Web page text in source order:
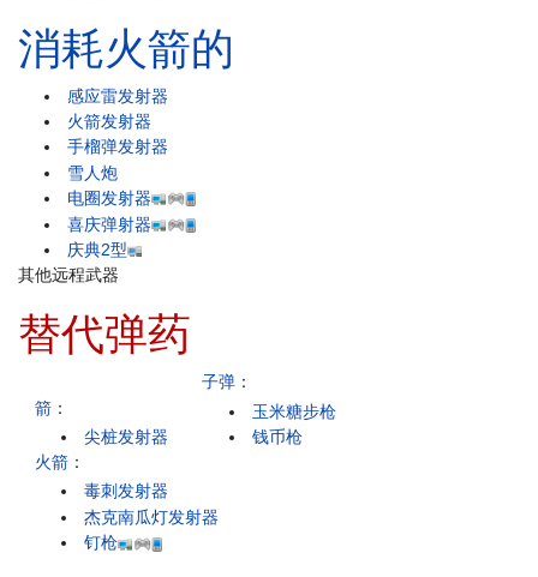
消耗火箭的
感应雷发射器
火箭发射器
手榴弹发射器
雪人炮
电圈发射器
喜庆弹射器
庆典2型
其他远程武器
替代弹药
箭 ：
尖桩发射器
子弹 ：
玉米糖步枪
钱币枪
火箭 ：
毒刺发射器
杰克南瓜灯发射器
钉枪